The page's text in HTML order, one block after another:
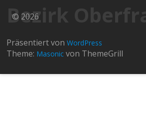
Bezirk
© 2026
Präsentiert vonWordPress
Theme: Masonic von ThemeGrill